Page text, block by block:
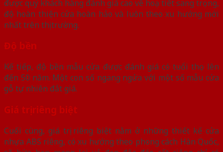
được quý khách hàng đánh giá cao về hoạ tiết sang trọng,
độ hoàn thiện cửa hoàn hảo và luôn theo xu hướng mới
nhất trên thị trường.
Độ bền
Kế tiếp, độ bền mẫu cửa được đánh giá có tuổi thọ lên
đến 50 năm. Một con số ngang ngửa với một số mẫu cửa
gỗ tự nhiên đắt giá.
Giá trị riêng biệt
Cuối cùng, giá trị riêng biệt nằm ở những thiết kế cửa
nhựa ABS riêng, có xu hướng theo phong cách Hàn Quốc,